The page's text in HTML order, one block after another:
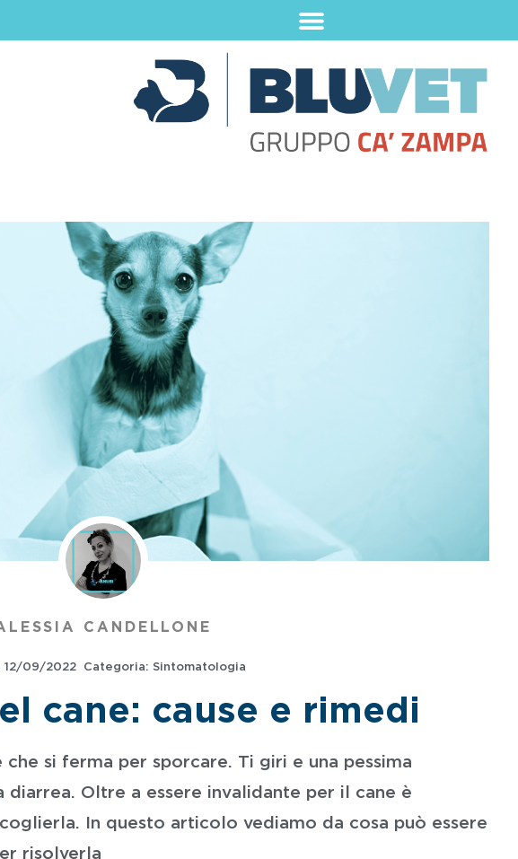
CANDELLONE
12/09/2022 Categoria: Sintomatologia
cane: cause e rimedi
si ferma per sporcare. Ti giri e una pessima
Oltre a essere invalidante per il cane è
In questo articolo vediamo da cosa può essere
risolverla